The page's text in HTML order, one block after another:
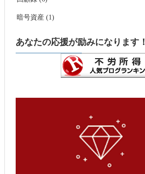
暗号資産 (1)
あなたの応援が励みになります！